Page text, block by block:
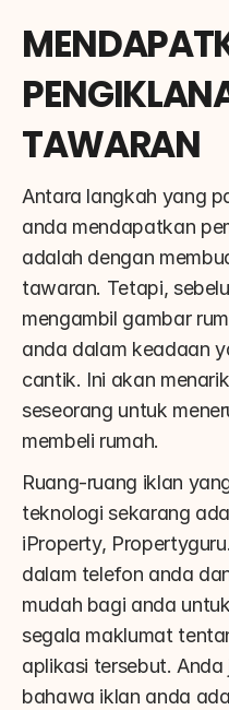
TAWARAN
Antara langkah yang
anda mendapatkan
adalah dengan
tawaran. Tetapi,
mengambil gambar
anda dalam keadaan
cantik. Ini akan
seseorang untuk
membeli rumah.
Ruang-ruang iklan
teknologi sekarang
iProperty,
dalam telefon anda
mudah bagi anda
segala maklumat
aplikasi tersebut.
bahawa iklan anda